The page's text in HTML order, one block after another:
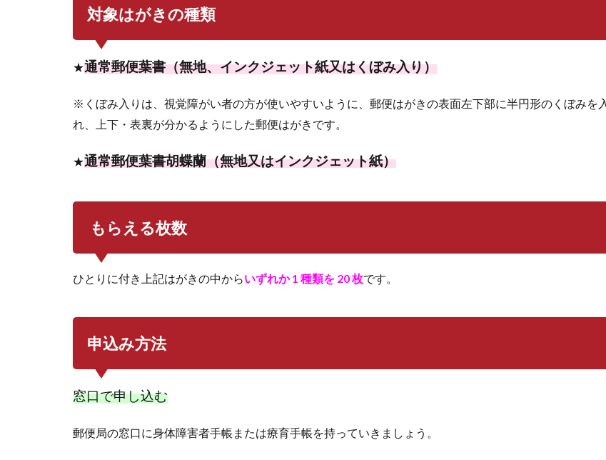
対象はがきの種類
★通常郵便葉書（無地、インクジェット紙又はくぼみ入り）
※くぼみ入りは、視覚障がい者の方が使いやすいように、郵便はがきの表面左下部に半円形のくぼみを
れ、上下・表裏が分かるようにした郵便はがきです。
★通常郵便葉書胡蝶蘭（無地又はインクジェット紙）
もらえる枚数
ひとりに付き上記はがきの中からいずれか 1 種類を 20 枚です。
申込み方法
窓口で申し込む
郵便局の窓口に身体障害者手帳または療育手帳を持っていきましょう。